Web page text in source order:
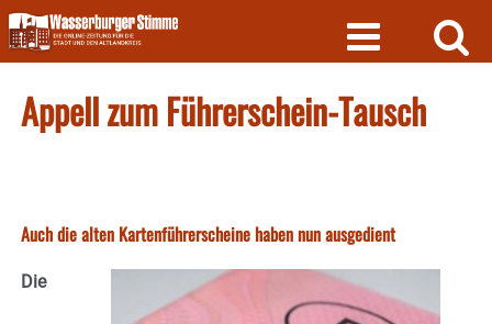
Skip
to
content
Appell zum Führerschein-Tausch
Auch die alten Kartenführerscheine haben nun ausgedient
Die